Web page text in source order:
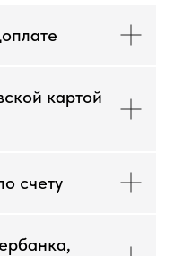
картой
счету